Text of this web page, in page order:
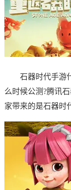
石器时代手游什
么时候公测?腾讯
家带来的是石器时